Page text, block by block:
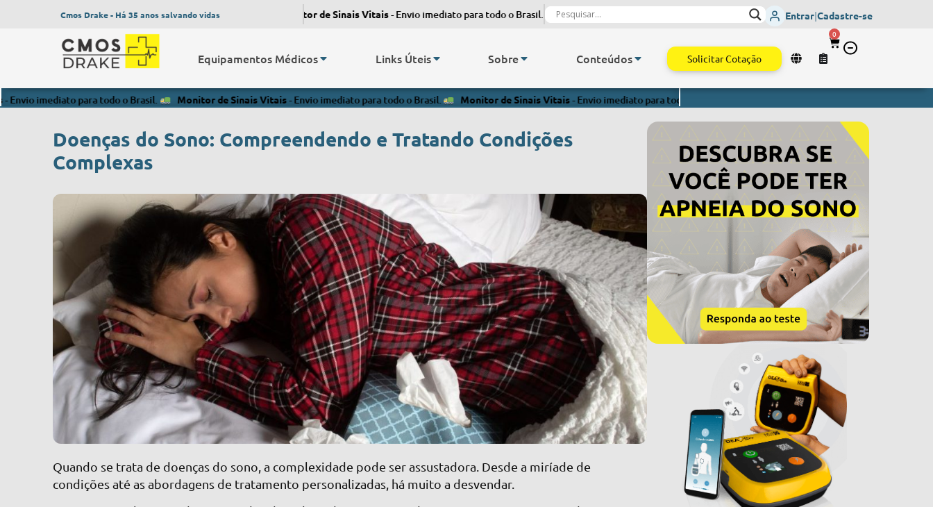
Cmos Drake - Há 35 anos salvando vidas Monitor de Sinais Vitais- Envio imediato para todo o Brasil. Monitor de Sinais Vitais - Envio imediato para todo o Brasil. Monitor de Sinais
Entrar|Cadastre-se
Equipamentos Médicos Links Úteis Sobre Conteúdos Solicitar Cotação
0
para todo o Brasil. Monitor de Sinais Vitais- Envio imediato para todo o Brasil. Monitor de Sinais Vitais- Envio imediato para todo o Brasil.
Doenças do Sono: Compreendendo e Tratando Condições
Complexas
Quando se trata de doenças do sono, a complexidade pode ser assustadora. Desde a miríade de
condições até as abordagens de tratamento personalizadas, há muito a desvendar.